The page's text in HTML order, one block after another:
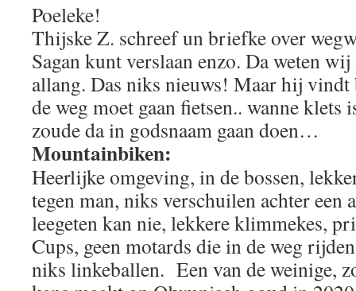
Poeleke!
Thijske Z. schreef un briefke over
Sagan kunt verslaan enzo. Da weten
allang. Das niks nieuws! Maar hij
de weg moet gaan fietsen.. wanne klets
zoude da in godsnaam gaan doen…
Mountainbiken:
Heerlijke omgeving, in de bossen,
tegen man, niks verschuilen achter een
leegeten kan nie, lekkere klimmekes,
Cups, geen motards die in de weg
niks linkeballen. Een van de weinige,